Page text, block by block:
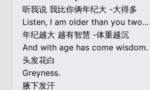
听我说 我比你俩年纪大 -大得多
Listen, I am older than you
年纪越大 越有智慧 -体重越沉
And with age has come wisdom.
头发花白
Greyness.
腋下发汗